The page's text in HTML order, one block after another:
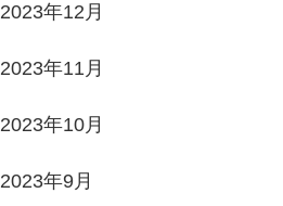
2023年12月
2023年11月
2023年10月
2023年9月